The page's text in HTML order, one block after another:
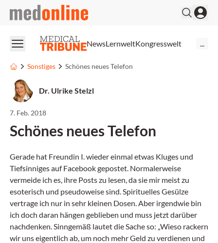
medonline
NewsLernweltKongresswelt
Sonstiges Schönes neues Telefon
Dr. Ulrike Stelzl
7. Feb. 2018
Schönes neues Telefon
Gerade hat Freundin I. wieder einmal etwas Kluges und
Tiefsinniges auf Facebook gepostet. Normalerweise
vermeide ich es, ihre Posts zu lesen, da sie mir meist zu
esoterisch und pseudoweise sind. Spirituelles Gesülze
vertrage ich nur in sehr kleinen Dosen. Aber irgendwie bin
ich doch daran hängen geblieben und muss jetzt darüber
nachdenken. Sinngemäß lautet die Sache so: „Wieso rackern
wir uns eigentlich ab, um noch mehr Geld zu verdienen und